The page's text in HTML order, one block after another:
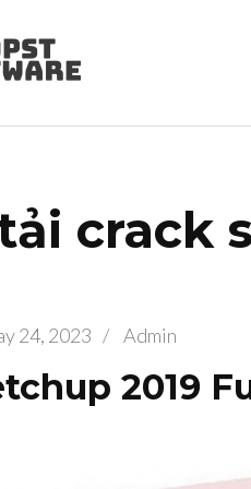
crack
24, 2023 / Admin
2019